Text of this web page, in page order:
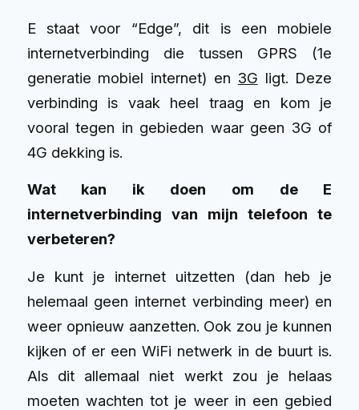
E staat voor “Edge”, dit is een mobiele
internetverbinding die tussen GPRS (1e
generatie mobiel internet) en 3G ligt. Deze
verbinding is vaak heel traag en kom je
vooral tegen in gebieden waar geen 3G of
4G dekking is.
Wat kan ik doen om de E
internetverbinding van mijn telefoon te
verbeteren?
Je kunt je internet uitzetten (dan heb je
helemaal geen internet verbinding meer) en
weer opnieuw aanzetten. Ook zou je kunnen
kijken of er een WiFi netwerk in de buurt is.
Als dit allemaal niet werkt zou je helaas
moeten wachten tot je weer in een gebied